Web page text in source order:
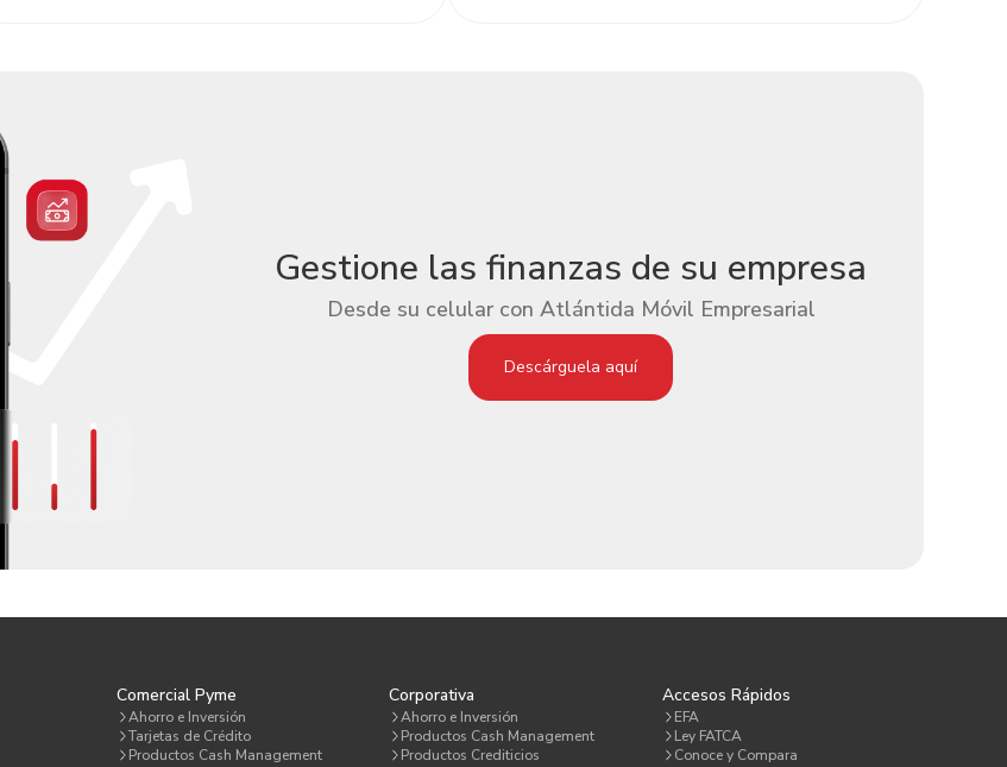
Gestione las finanzas de su empresa
Desde su celular con Atlántida Móvil Empresarial
Descárguela aquí
Comercial Pyme
Ahorro e Inversión
Tarjetas de Crédito
Productos Cash Management
Corporativa
Ahorro e Inversión
Productos Cash Management
Productos Crediticios
Accesos Rápidos
EFA
Ley FATCA
Conoce y Compara